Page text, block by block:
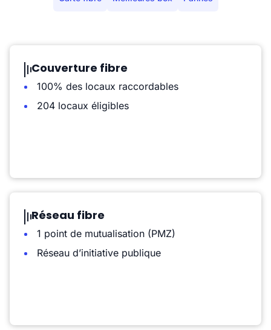
Couverture fibre
100% des locaux raccordables
204 locaux éligibles
Réseau fibre
1 point de mutualisation (PMZ)
Réseau d’initiative publique